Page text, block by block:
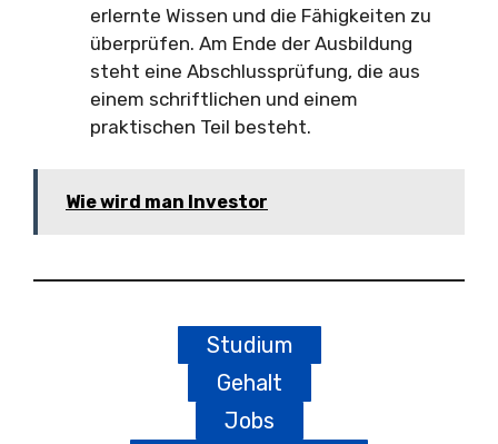
erlernte Wissen und die Fähigkeiten zu
überprüfen. Am Ende der Ausbildung
steht eine Abschlussprüfung, die aus
einem schriftlichen und einem
praktischen Teil besteht.
Wie wird man Investor
Studium
Gehalt
Jobs